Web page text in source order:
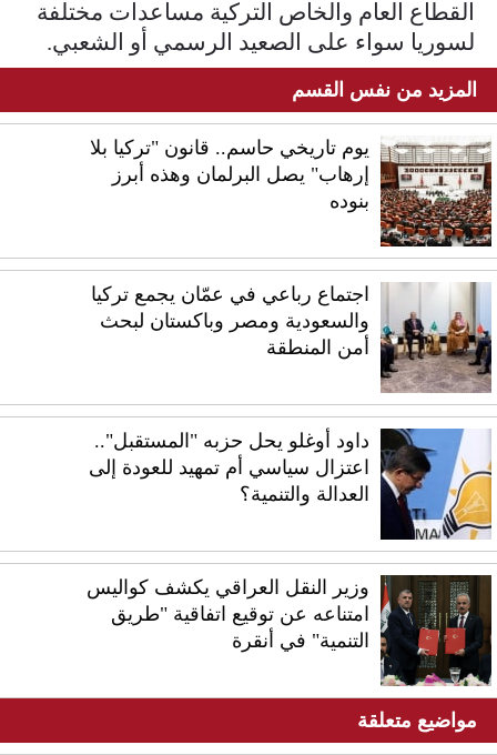
القطاع العام والخاص التركية مساعدات مختلفة
لسوريا سواء على الصعيد الرسمي أو الشعبي.
المزيد من نفس القسم
يوم تاريخي حاسم.. قانون "تركيا بلا
إرهاب" يصل البرلمان وهذه أبرز
بنوده
اجتماع رباعي في عمّان يجمع تركيا
والسعودية ومصر وباكستان لبحث
أمن المنطقة
داود أوغلو يحل حزبه "المستقبل"..
اعتزال سياسي أم تمهيد للعودة إلى
العدالة والتنمية؟
وزير النقل العراقي يكشف كواليس
امتناعه عن توقيع اتفاقية "طريق
التنمية" في أنقرة
مواضيع متعلقة